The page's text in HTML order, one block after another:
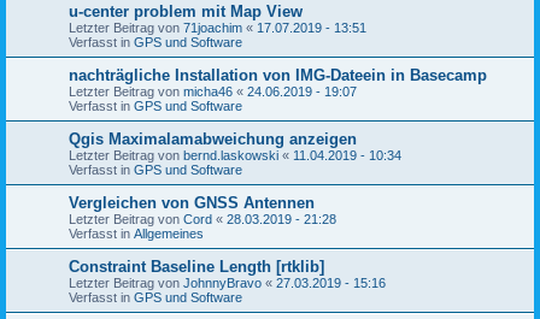
u-center problem mit Map View
Letzter Beitrag von 71joachim « 17.07.2019 - 13:51
Verfasst in GPS und Software
nachträgliche Installation von IMG-Dateein in Basecamp
Letzter Beitrag von micha46 « 24.06.2019 - 19:07
Verfasst in GPS und Software
Qgis Maximalamabweichung anzeigen
Letzter Beitrag von bernd.laskowski « 11.04.2019 - 10:34
Verfasst in GPS und Software
Vergleichen von GNSS Antennen
Letzter Beitrag von Cord « 28.03.2019 - 21:28
Verfasst in Allgemeines
Constraint Baseline Length [rtklib]
Letzter Beitrag von JohnnyBravo « 27.03.2019 - 15:16
Verfasst in GPS und Software